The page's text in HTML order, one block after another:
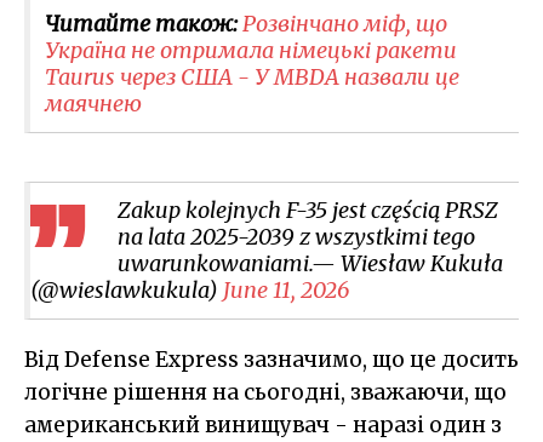
Читайте також:Розвінчано міф, що
Україна не отримала німецькі ракети
Taurus через США - У MBDA назвали це
маячнею
Zakup kolejnych F-35 jest częścią PRSZ
na lata 2025-2039 z wszystkimi tego
uwarunkowaniami.— Wiesław Kukuła
(@wieslawkukula) June 11, 2026
Від Defense Express зазначимо, що це досить
логічне рішення на сьогодні, зважаючи, що
американський винищувач - наразі один з